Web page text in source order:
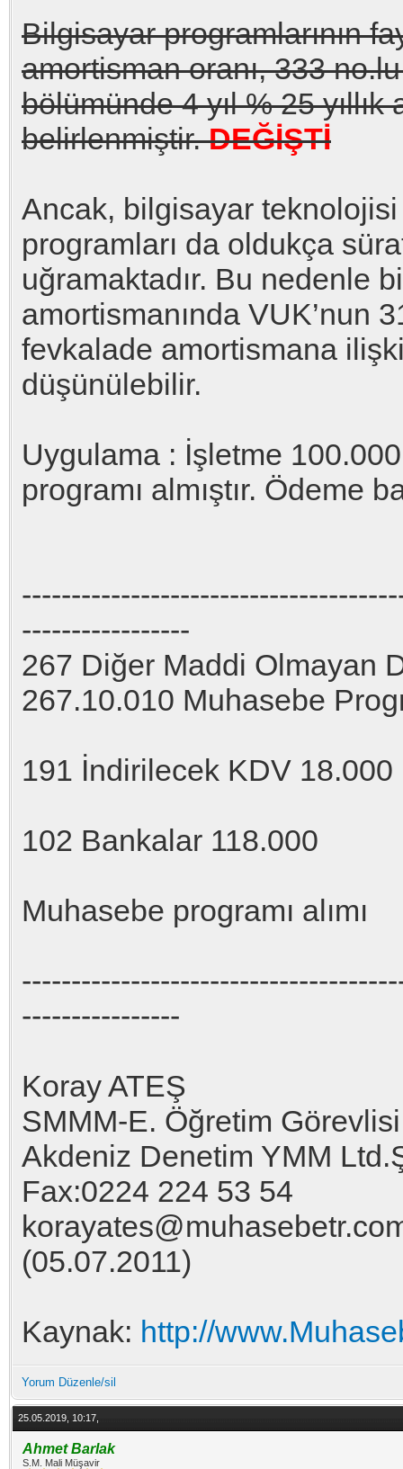
Bilgisayar programlarının
amortisman oranı, 333
bölümünde 4 yıl % 25
belirlenmiştir.DEĞİŞTİ
Ancak, bilgisayar
programları da oldukça
uğramaktadır. Bu nedenle
amortismanında VUK’nun
fevkalade amortismana
düşünülebilir.
Uygulama : İşletme
programı almıştır. Ödeme
-----------------
267 Diğer Maddi Olmayan
267.10.010 Muhasebe
191 İndirilecek KDV 18.000
102 Bankalar 118.000
Muhasebe programı alımı
----------------
Koray ATEŞ
SMMM-E. Öğretim Görevlisi
Akdeniz Denetim YMM
Fax:0224 224 53 54
(05.07.2011)
Kaynak: http://
Yorum Düzenle/sil
25.05.2019, 10:17,
Ahmet Barlak
S.M. Mali Müşavir